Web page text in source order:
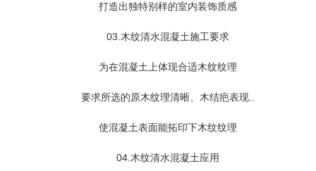
打造出独特别样的室内装饰质感
03. 木纹清水混凝土施工要求
为在混凝土上体现合适木纹纹理
要求所选的原木纹理清晰、木结疤表现..
使混凝土表面能拓印下木纹纹理
04. 木纹清水混凝土应用